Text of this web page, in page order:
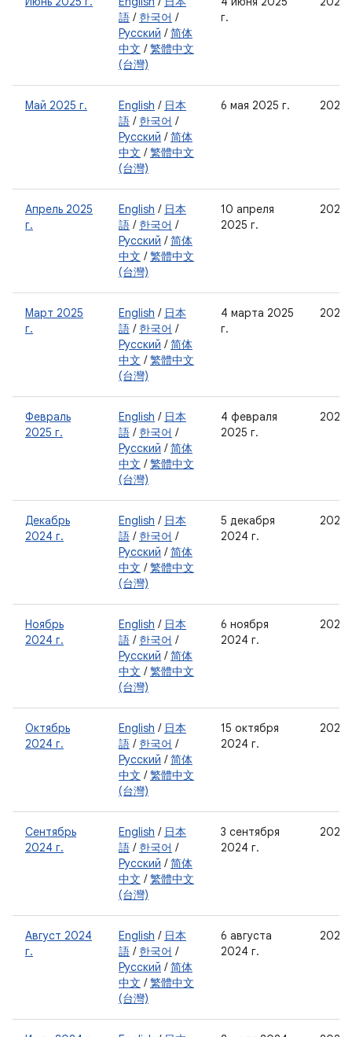
語 / 한국어 /
Русский /简体
中文 /繁體中文
(台灣)
г.
Май 2025 г. English / 日本
語 / 한국어 /
Русский /简体
中文 /繁體中文
(台灣)
6 мая 2025 г.
Апрель 2025
г.
English / 日本
語 / 한국어 /
Русский /简体
中文 /繁體中文
(台灣)
10 апреля
2025 г.
Март 2025
г.
English / 日本
語 / 한국어 /
Русский /简体
中文 /繁體中文
(台灣)
4 марта 2025
г.
Февраль
2025 г.
English / 日本
語 / 한국어 /
Русский /简体
中文 /繁體中文
(台灣)
4 февраля
2025 г.
Декабрь
2024 г.
English / 日本
語 / 한국어 /
Русский /简体
中文 /繁體中文
(台灣)
5 декабря
2024 г.
Ноябрь
2024 г.
English / 日本
語 / 한국어 /
Русский /简体
中文 /繁體中文
(台灣)
6 ноября
2024 г.
Октябрь
2024 г.
English / 日本
語 / 한국어 /
Русский /简体
中文 /繁體中文
(台灣)
15 октября
2024 г.
Сентябрь
2024 г.
English / 日本
語 / 한국어 /
Русский /简体
中文 /繁體中文
(台灣)
3 сентября
2024 г.
Август 2024
г.
English / 日本
語 / 한국어 /
Русский /简体
中文 /繁體中文
(台灣)
6 августа
2024 г.